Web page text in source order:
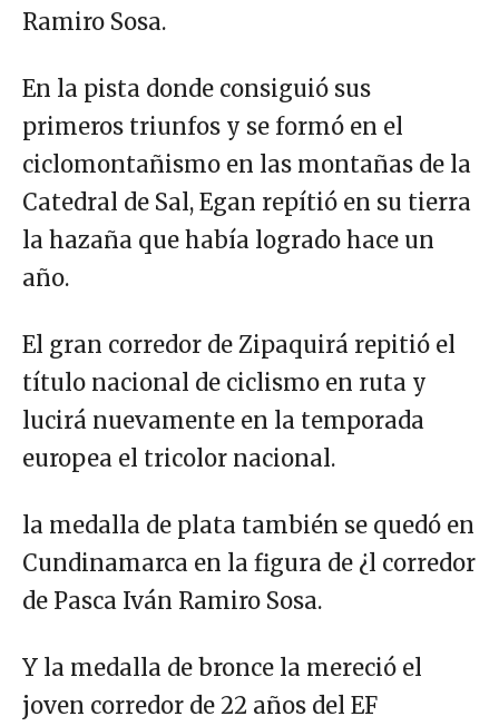
Ramiro Sosa.
En la pista donde consiguió sus
primeros triunfos y se formó en el
ciclomontañismo en las montañas de la
Catedral de Sal, Egan repítió en su tierra
la hazaña que había logrado hace un
año.
El gran corredor de Zipaquirá repitió el
título nacional de ciclismo en ruta y
lucirá nuevamente en la temporada
europea el tricolor nacional.
la medalla de plata también se quedó en
Cundinamarca en la figura de ¿l corredor
de Pasca Iván Ramiro Sosa.
Y la medalla de bronce la mereció el
joven corredor de 22 años del EF